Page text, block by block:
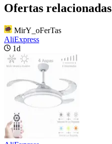
Ofertas relacionadas
MirY_oFerTas
AliExpress
1d